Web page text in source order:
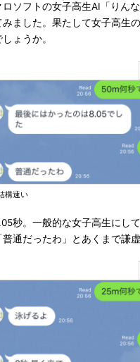
ソフトの女子高生AI「りん
みました。果たして女子高生
ょうか。
構速い
秒。一般的な女子高生にし
通だったわ」とあくまで謙虚